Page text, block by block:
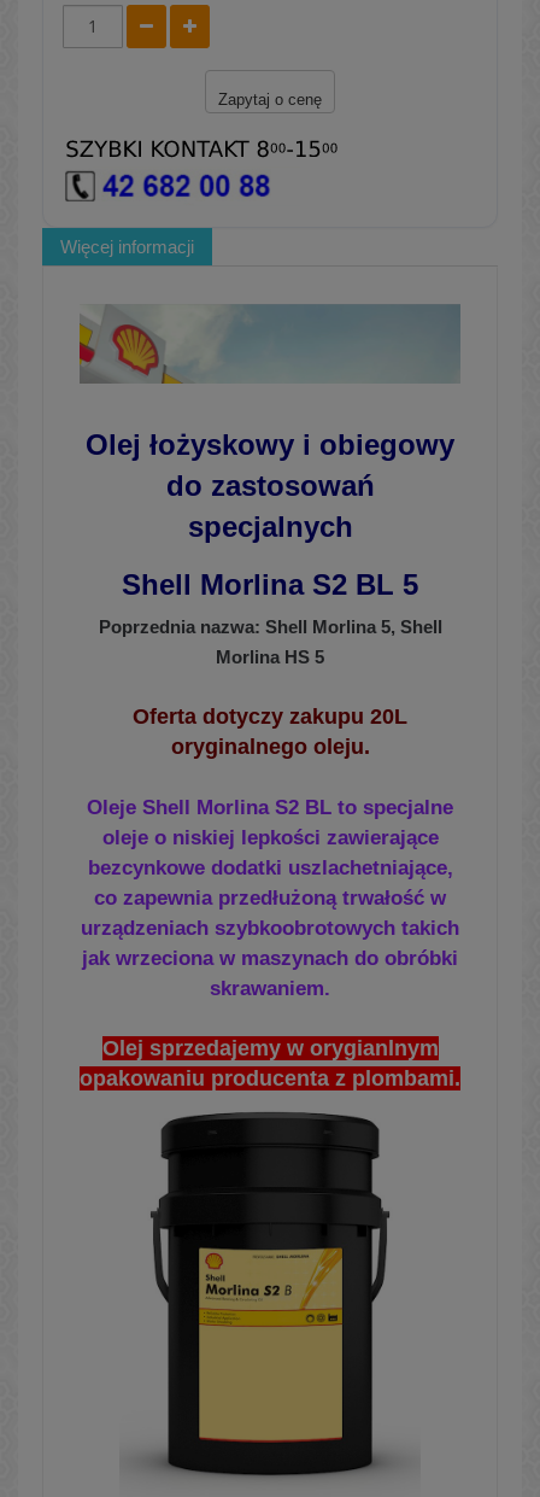
Zapytaj o cenę
Więcej informacji
Olej łożyskowy i obiegowy
do zastosowań
specjalnych
Shell Morlina S2 BL 5
Poprzednia nazwa: Shell Morlina 5, Shell
Morlina HS 5
Oferta dotyczy zakupu 20L
oryginalnego oleju.
Oleje Shell Morlina S2 BL to specjalne
oleje o niskiej lepkości zawierające
bezcynkowe dodatki uszlachetniające,
co zapewnia przedłużoną trwałość w
urządzeniach szybkoobrotowych takich
jak wrzeciona w maszynach do obróbki
skrawaniem.
Olej sprzedajemy w orygianlnym
opakowaniu producenta z plombami.